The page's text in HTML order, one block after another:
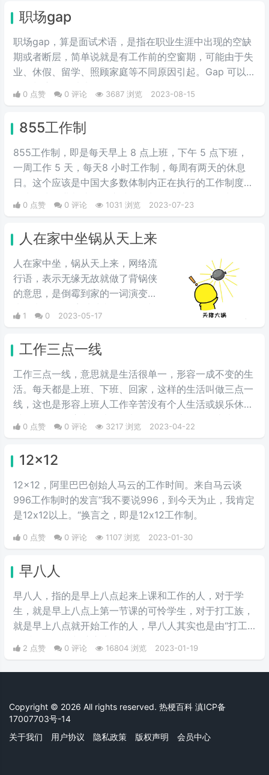
职场gap
职场gap，算是面试术语，是指在职业生涯中出现的空缺
期或者断层，简单说就是有工作前的空窗期，可能由于失
业、休假、留学、照顾家庭等不同原因引起。Gap 可以是
任何长度，可以从数周到几个月不等。
0 点赞 0 评论 3687 浏览 2023-08-15
855工作制
855工作制，即是每天早上 8 点上班，下午 5 点下班，
一周工作 5 天，每天8 小时工作制，每周有两天的休息
日。这个应该是中国大多数体制内正在执行的工作制度，
因为不少私业都达不到这种工作制，所以令很多人都羡
慕，所以这也被称为是最人性化的工作制。
0 点赞 0 评论 1031 浏览 2023-07-23
人在家中坐锅从天上来
人在家中坐，锅从天上来，网络流
行语，表示无缘无故就做了背锅侠
的意思，是倒霉到家的一词演变而
来，意思同“躺着也中枪”一词，常
用在职场上，表示自己什么也没
1 0 2023-05-17
工作三点一线
工作三点一线，意思就是生活很单一，形容一成不变的生
活。每天都是上班、下班、回家，这样的生活叫做三点一
线，这也是形容上班人工作辛苦没有个人生活或娱乐休息
时间，除了食宿必要情况外都是工作，也是说明上班人工
作勤奋努力，兢兢业业，工作狂的表现。
0 点赞 0 评论 3217 浏览 2023-04-22
12x12
12x12，阿里巴巴创始人马云的工作时间。来自马云谈
996工作制时的发言”我不要说996，到今天为止，我肯定
是12x12以上。“‌‌‌‌‌‌‌‌‌换言之，即是12x12工作制。​
0 点赞 0 评论 1107 浏览 2023-01-30
早八人
早八人，指的是早上八点起来上课和工作的人，对于学
生，就是早上八点上第一节课的可怜学生，对于打工族，
就是早上八点就开始工作的人，早八人其实也是由“打工
人”和“早八”合并演变来的。
2 点赞 0 评论 16804 浏览 2023-01-19
Copyright © 2026 All rights reserved. 热梗百科 滇ICP备
17007703号-14
关于我们
用户协议 隐私政策 版权声明 会员中心